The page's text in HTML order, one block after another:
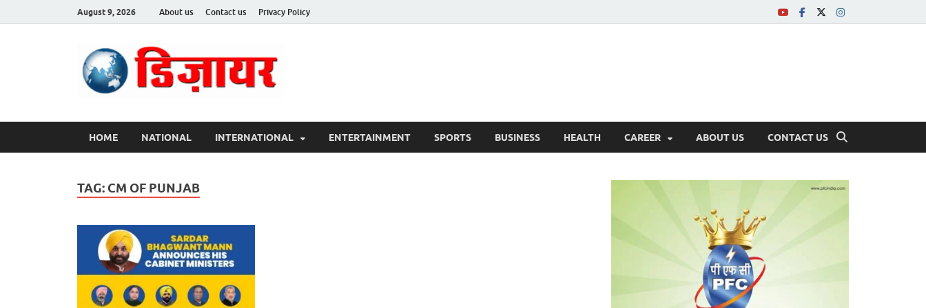
August 9, 2026 About us Contact us Privacy Policy
HOME NATIONAL INTERNATIONAL ENTERTAINMENT SPORTS BUSINESS HEALTH CAREER ABOUT US CONTACT US
TAG: CM OF PUNJAB